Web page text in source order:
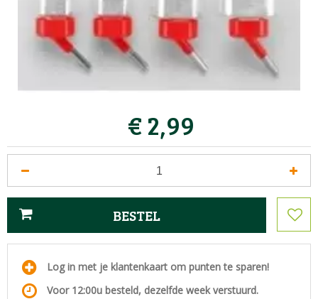
€ 2,99
Log in met je klantenkaart om punten te sparen!
Voor 12:00u besteld, dezelfde week verstuurd.